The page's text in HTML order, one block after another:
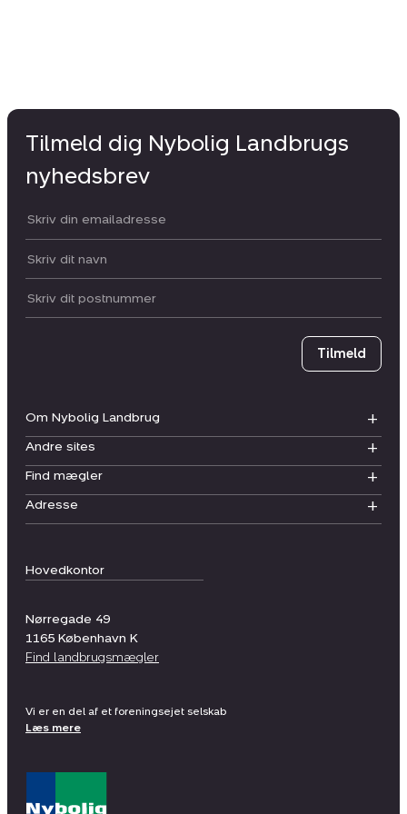
Hovedkontor
Nørregade 49
1165 København K
Find landbrugsmægler
Om Nybolig Landbrug
Andre sites
Find mægler
Adresse
Tilmeld dig Nybolig Landbrugs
nyhedsbrev
Din email:
Dit navn:
Postnummer
Tilmeld
Vi er en del af et foreningsejet selskab
Læs mere